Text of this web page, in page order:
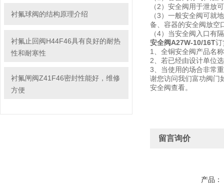
衬氟球阀的结构原理介绍
衬氟止回阀H44F46具有良好的耐热
性和耐寒性
衬氟闸阀Z41F46密封性能好，维修
方便
（2）安全阀用于泄放
（3）一般安全阀可就
备、容器的安全阀放空
（4）当安全阀入口有
安全阀A27W-10/16T订
1、全铜安全阀产品名
2、若已经由设计单位
3、当使用的场合非常
谢您访问我们富功阀门
安全阀查看。
留言询价
产品：